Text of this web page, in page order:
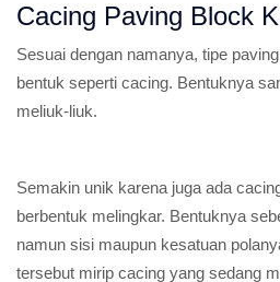
Cacing Paving Block
Sesuai dengan namanya, tipe
bentuk seperti cacing. Bentuknya
meliuk-liuk.
Semakin unik karena juga ada
berbentuk melingkar. Bentuknya
namun sisi maupun kesatuan
tersebut mirip cacing yang sedang